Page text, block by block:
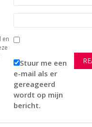
en
Stuur me een
e-mail als er
gereageerd
wordt op mijn
bericht.